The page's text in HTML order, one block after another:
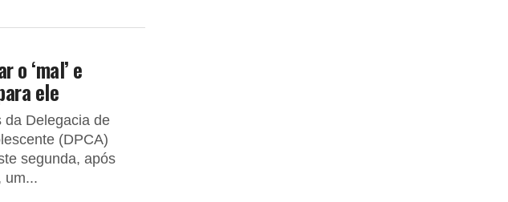
o ‘mal’ e
ele
da Delegacia de
(DPCA)
segunda, após
um...